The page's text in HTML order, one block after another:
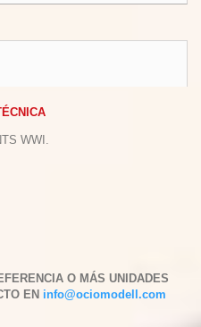
WWI.
O MÁS UNIDADES
EN info@ociomodell.com